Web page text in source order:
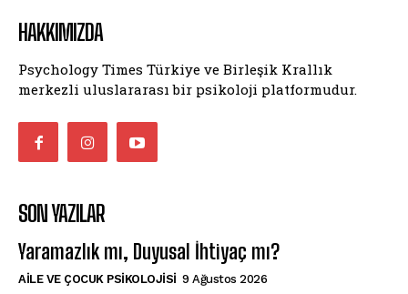
HAKKIMIZDA
Psychology Times Türkiye ve Birleşik Krallık
merkezli uluslararası bir psikoloji platformudur.
SON YAZILAR
Yaramazlık mı, Duyusal İhtiyaç mı?
AILE VE ÇOCUK PSIKOLOJISI 9 Ağustos 2026